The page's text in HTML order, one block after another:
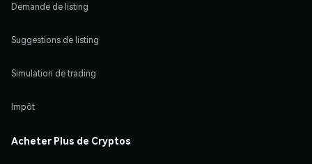
Demande de listing
Suggestions de listing
Simulation de trading
Impôt
Acheter Plus de Cryptos